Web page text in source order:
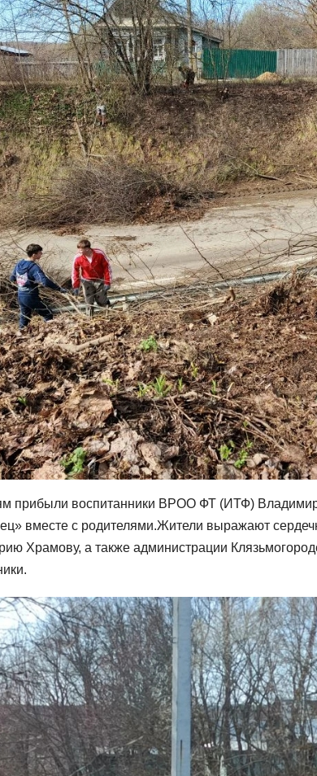
прибыли воспитанники ВРОО ФТ (ИТФ)
вместе с родителями.Жители выражают
Храмову, а также администрации